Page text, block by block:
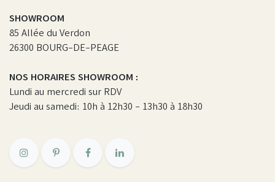
SHOWROOM
85 Allée du Verdon
26300 BOURG-DE-PEAGE
NOS HORAIRES SHOWROOM :
Lundi au mercredi sur RDV
Jeudi au samedi: 10h à 12h30 - 13h30 à 18h30